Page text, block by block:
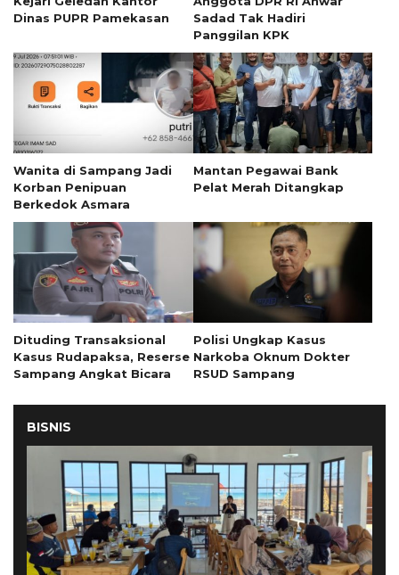
Dinas PUPR Pamekasan
Sadad Tak Hadiri
Panggilan KPK
Wanita di Sampang Jadi
Korban Penipuan
Berkedok Asmara
Mantan Pegawai Bank
Pelat Merah Ditangkap
Dituding Transaksional
Kasus Rudapaksa, Reserse
Sampang Angkat Bicara
Polisi Ungkap Kasus
Narkoba Oknum Dokter
RSUD Sampang
BISNIS